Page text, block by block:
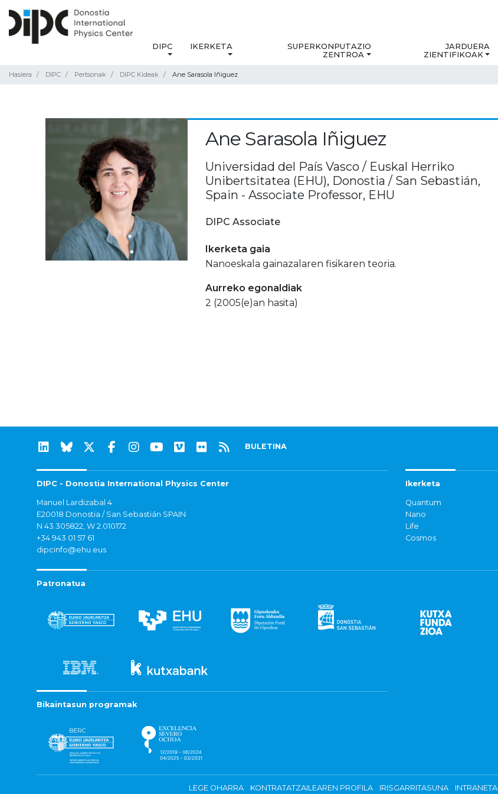
DIPC IKERKETA
SUPERKONPUTAZIO
ZENTROA
JARDUERA
ZIENTIFIKOAK
Hasiera DIPC Pertsonak DIPC Kideak Ane Sarasola Iñiguez
Ane Sarasola Iñiguez
Universidad del País Vasco / Euskal Herriko
Unibertsitatea (EHU), Donostia / San Sebastián,
Spain - Associate Professor, EHU
DIPC Associate
Ikerketa gaia
Nanoeskala gainazalaren fisikaren teoria.
Aurreko egonaldiak
2 (2005(e)an hasita)
BULETINA
DIPC - Donostia International Physics Center
Manuel Lardizabal 4
E20018 Donostia / San Sebastián SPAIN
N 43.305822, W 2.010172
+34 943 01 57 61
dipcinfo@ehu.eus
Ikerketa
Quantum
Nano
Life
Cosmos
Patronatua
Bikaintasun programak
LEGE OHARRA KONTRATATZAILEAREN PROFILA IRISGARRITASUNA INTRANETA